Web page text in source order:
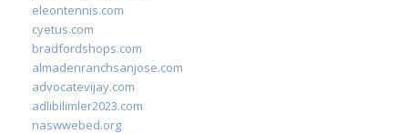
eleontennis.com
cyetus.com
bradfordshops.com
almadenranchsanjose.com
advocatevijay.com
adlibilimler2023.com
naswwebed.org